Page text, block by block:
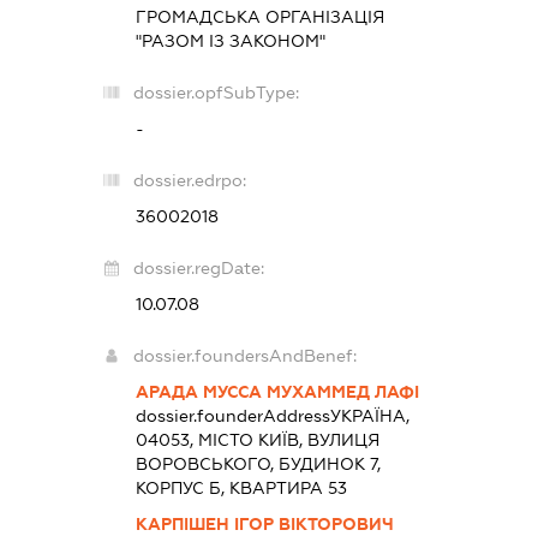
ГРОМАДСЬКА ОРГАНІЗАЦІЯ
"РАЗОМ ІЗ ЗАКОНОМ"
dossier.opfSubType:
-
dossier.edrpo:
36002018
dossier.regDate:
10.07.08
dossier.foundersAndBenef:
АРАДА МУССА МУХАММЕД ЛАФІ
dossier.founderAddressУКРАЇНА,
04053, МІСТО КИЇВ, ВУЛИЦЯ
ВОРОВСЬКОГО, БУДИНОК 7,
КОРПУС Б, КВАРТИРА 53
КАРПІШЕН ІГОР ВІКТОРОВИЧ